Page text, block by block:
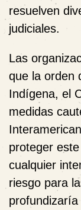
resuelven
judiciales.
Las
que la orden
Indígena, el
medidas
proteger
cualquier
riesgo para